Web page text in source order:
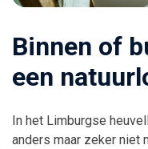
Binnen of
een
In het Limburgse
anders maar zeker niet